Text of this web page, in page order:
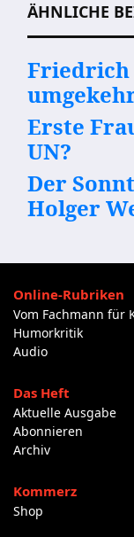
ÄHNLICHE
Friedrich
Erste
UN?
Der
Holger
Online-Rubriken
Vom Fachmann für
Humorkritik
Audio
Das Heft
Aktuelle Ausgabe
Abonnieren
Archiv
Kommerz
Shop